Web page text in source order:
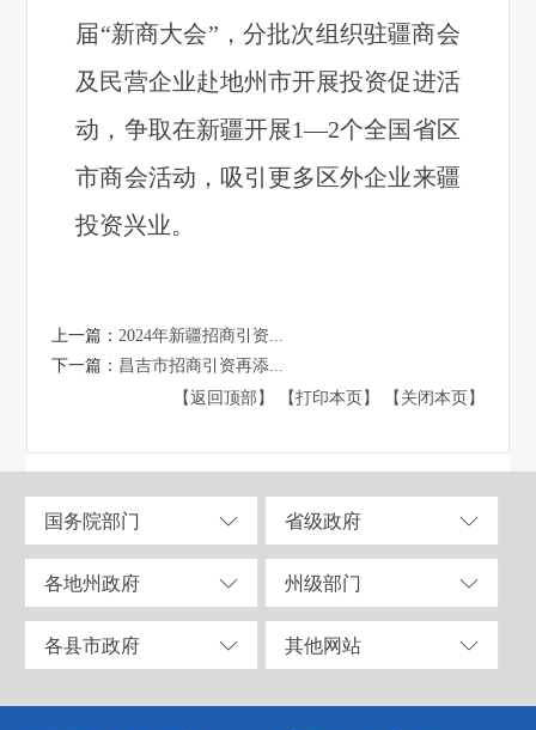
届“新商大会”，分批次组织驻疆商会
及民营企业赴地州市开展投资促进活
动，争取在新疆开展1—2个全国省区
市商会活动，吸引更多区外企业来疆
投资兴业。
上一篇： 2024年新疆招商引资...
下一篇： 昌吉市招商引资再添...
【返回顶部】
【打印本页】 【关闭本页】
国务院部门 省级政府
各地州政府 州级部门
各县市政府 其他网站